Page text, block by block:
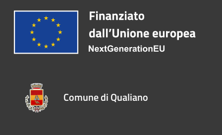
Comune di Qualiano